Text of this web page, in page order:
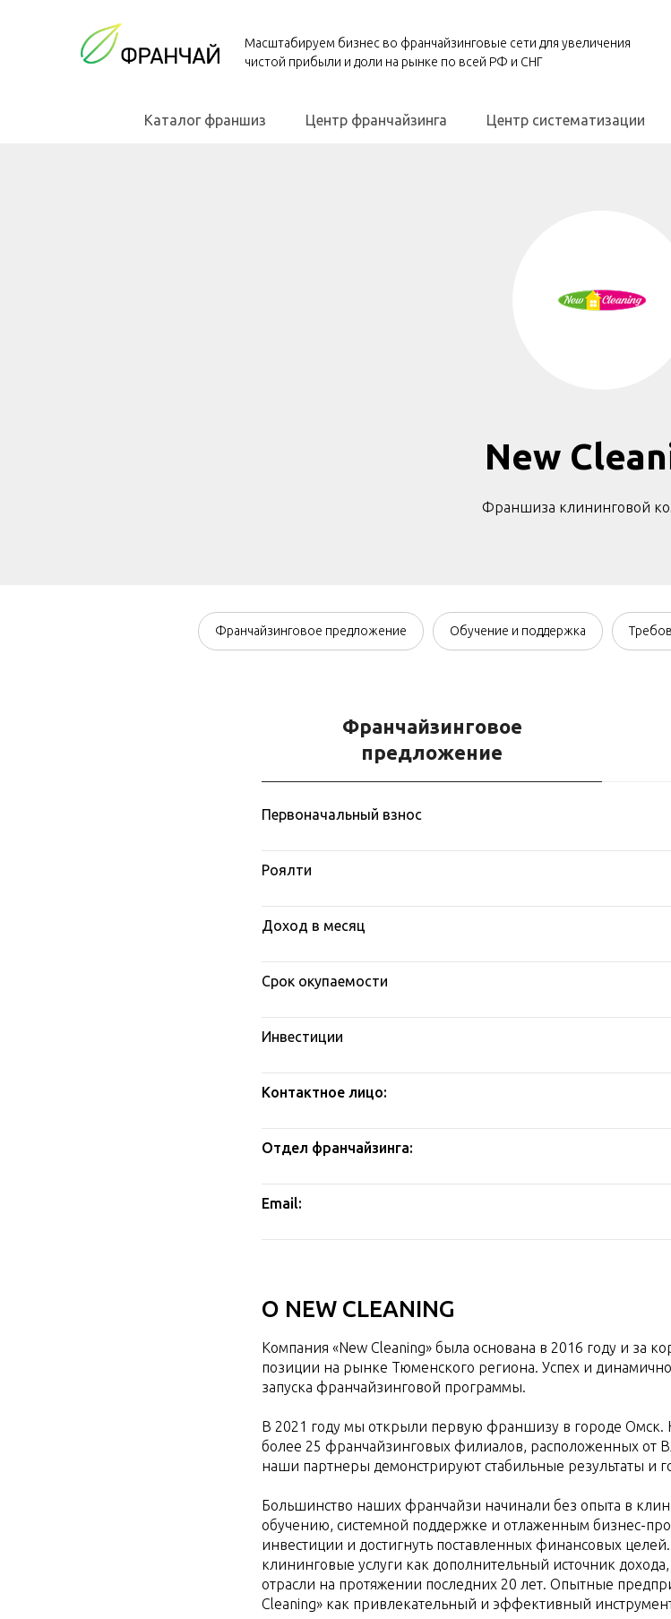
Масштабируем бизнес во франчайзинговые сети для увеличения
чистой прибыли и доли на рынке по всей РФ и СНГ
Каталог франшиз Центр франчайзинга Центр систематизации
New
Франшиза клининговой
Франчайзинговое предложение Обучение и поддержка
Франчайзинговое
предложение
Первоначальный взнос
Роялти
Доход в месяц
Срок окупаемости
Инвестиции
Контактное лицо:
Отдел франчайзинга:
Email:
О NEW CLEANING
Компания «New Cleaning» была основана в 2016 году и за
позиции на рынке Тюменского региона. Успех и
запуска франчайзинговой программы.
В 2021 году мы открыли первую франшизу в городе Омск.
более 25 франчайзинговых филиалов, расположенных от
наши партнеры демонстрируют стабильные результаты и
Большинство наших франчайзи начинали без опыта в
обучению, системной поддержке и отлаженным бизнес-
инвестиции и достигнуть поставленных финансовых
клининговые услуги как дополнительный источник
отрасли на протяжении последних 20 лет. Опытные
Cleaning» как привлекательный и эффективный